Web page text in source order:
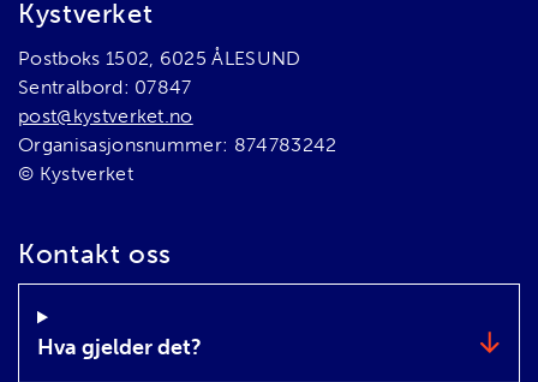
Bunnområde
Kystverket
Postboks 1502, 6025 ÅLESUND
Sentralbord: 07847
post@kystverket.no
Organisasjonsnummer: 874783242
© Kystverket
Kontakt oss
Hva gjelder det?